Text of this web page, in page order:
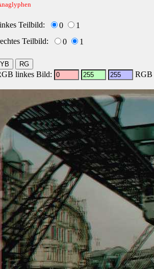
Teilbild: 0
1
Teilbild:
0 1
linkes Bild: RGB